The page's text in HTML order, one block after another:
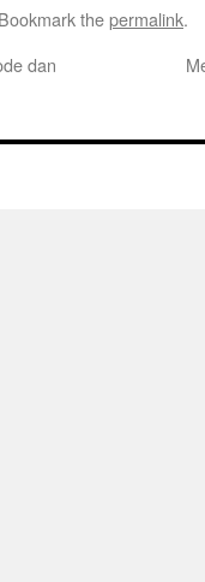
thepermalink.
dan